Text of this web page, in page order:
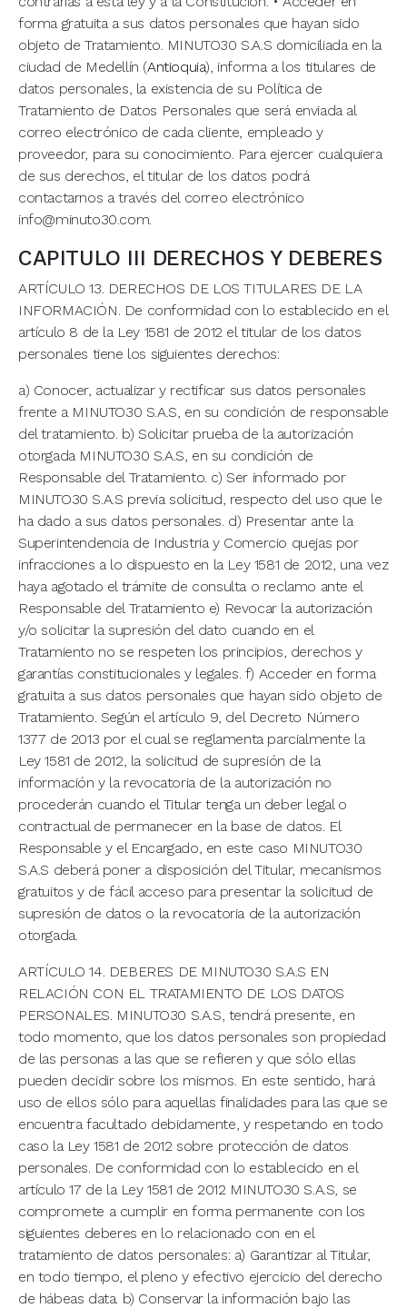
forma gratuita a sus datos personales que hayan sido
objeto de Tratamiento. MINUTO30 S.A.S domiciliada en la
ciudad de Medellín (Antioquia), informa a los titulares de
datos personales, la existencia de su Política de
Tratamiento de Datos Personales que será enviada al
correo electrónico de cada cliente, empleado y
proveedor, para su conocimiento. Para ejercer cualquiera
de sus derechos, el titular de los datos podrá
contactarnos a través del correo electrónico
info@minuto30.com.
CAPITULO III DERECHOS Y DEBERES
ARTÍCULO 13. DERECHOS DE LOS TITULARES DE LA
INFORMACIÓN. De conformidad con lo establecido en el
artículo 8 de la Ley 1581 de 2012 el titular de los datos
personales tiene los siguientes derechos:
a) Conocer, actualizar y rectificar sus datos personales
frente a MINUTO30 S.A.S, en su condición de responsable
del tratamiento. b) Solicitar prueba de la autorización
otorgada MINUTO30 S.A.S, en su condición de
Responsable del Tratamiento. c) Ser informado por
MINUTO30 S.A.S previa solicitud, respecto del uso que le
ha dado a sus datos personales. d) Presentar ante la
Superintendencia de Industria y Comercio quejas por
infracciones a lo dispuesto en la Ley 1581 de 2012, una vez
haya agotado el trámite de consulta o reclamo ante el
Responsable del Tratamiento e) Revocar la autorización
y/o solicitar la supresión del dato cuando en el
Tratamiento no se respeten los principios, derechos y
garantías constitucionales y legales. f) Acceder en forma
gratuita a sus datos personales que hayan sido objeto de
Tratamiento. Según el artículo 9, del Decreto Número
1377 de 2013 por el cual se reglamenta parcialmente la
Ley 1581 de 2012, la solicitud de supresión de la
información y la revocatoria de la autorización no
procederán cuando el Titular tenga un deber legal o
contractual de permanecer en la base de datos. El
Responsable y el Encargado, en este caso MINUTO30
S.A.S deberá poner a disposición del Titular, mecanismos
gratuitos y de fácil acceso para presentar la solicitud de
supresión de datos o la revocatoria de la autorización
otorgada.
ARTÍCULO 14. DEBERES DE MINUTO30 S.A.S EN
RELACIÓN CON EL TRATAMIENTO DE LOS DATOS
PERSONALES. MINUTO30 S.A.S, tendrá presente, en
todo momento, que los datos personales son propiedad
de las personas a las que se refieren y que sólo ellas
pueden decidir sobre los mismos. En este sentido, hará
uso de ellos sólo para aquellas finalidades para las que se
encuentra facultado debidamente, y respetando en todo
caso la Ley 1581 de 2012 sobre protección de datos
personales. De conformidad con lo establecido en el
artículo 17 de la Ley 1581 de 2012 MINUTO30 S.A.S, se
compromete a cumplir en forma permanente con los
siguientes deberes en lo relacionado con en el
tratamiento de datos personales: a) Garantizar al Titular,
en todo tiempo, el pleno y efectivo ejercicio del derecho
de hábeas data. b) Conservar la información bajo las